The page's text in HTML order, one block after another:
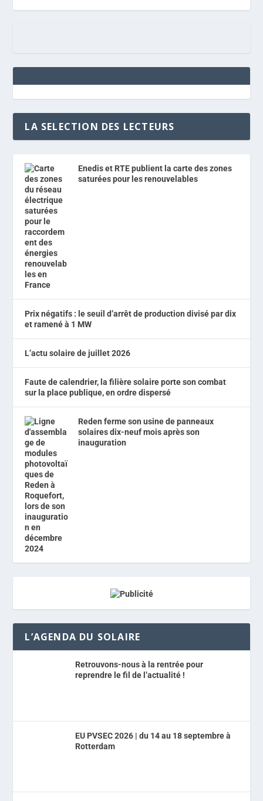
LA SELECTION DES LECTEURS
Enedis et RTE publient la carte des zones
saturées pour les renouvelables
Prix négatifs : le seuil d’arrêt de production divisé par dix
et ramené à 1 MW
L’actu solaire de juillet 2026
Faute de calendrier, la filière solaire porte son combat
sur la place publique, en ordre dispersé
Reden ferme son usine de panneaux
solaires dix-neuf mois après son
inauguration
L’AGENDA DU SOLAIRE
Retrouvons-nous à la rentrée pour
reprendre le fil de l’actualité !
EU PVSEC 2026 | du 14 au 18 septembre à
Rotterdam